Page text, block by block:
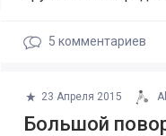
5 комментариев
23 Апреля 2015
Большой